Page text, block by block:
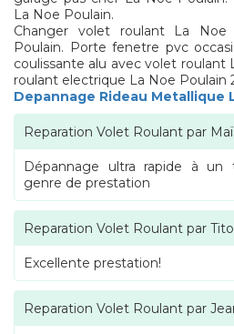
La Noe Poulain.
Changer volet roulant La
Poulain. Porte fenetre pvc
coulissante alu avec volet roulant
roulant electrique La Noe Poulain
Depannage Rideau Metallique
Reparation Volet Roulant par
Dépannage ultra rapide à un
genre de prestation
Reparation Volet Roulant par
Excellente prestation!
Reparation Volet Roulant par